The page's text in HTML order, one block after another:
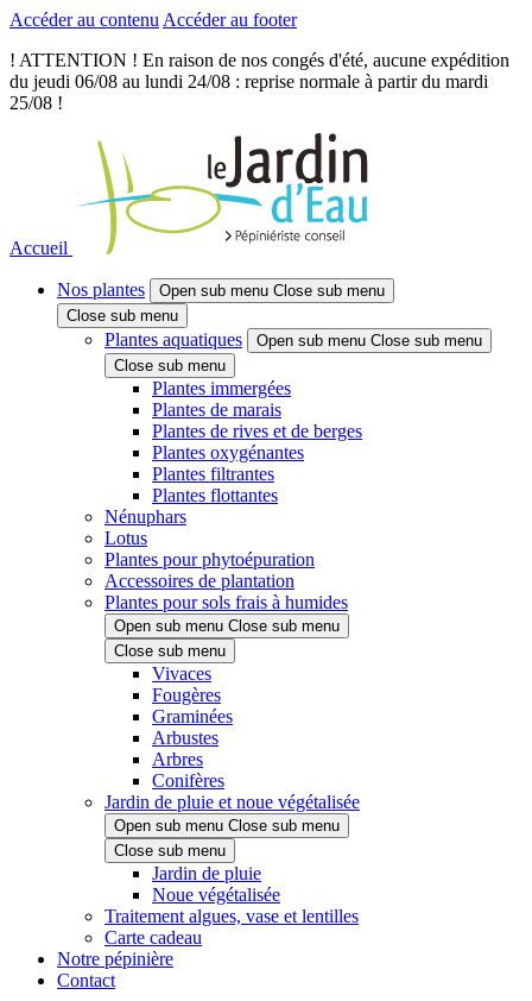
Accéder au contenu Accéder au footer
! ATTENTION ! En raison de nos congés d'été, aucune expédition
du jeudi 06/08 au lundi 24/08 : reprise normale à partir du mardi
25/08 !
Accueil
Nos plantes Open sub menu Close sub menu
Close sub menu
Plantes aquatiques Open sub menu Close sub menu
Close sub menu
Plantes immergées
Plantes de marais
Plantes de rives et de berges
Plantes oxygénantes
Plantes filtrantes
Plantes flottantes
Nénuphars
Lotus
Plantes pour phytoépuration
Accessoires de plantation
Plantes pour sols frais à humides
Open sub menu Close sub menu
Close sub menu
Vivaces
Fougères
Graminées
Arbustes
Arbres
Conifères
Jardin de pluie et noue végétalisée
Open sub menu Close sub menu
Close sub menu
Jardin de pluie
Noue végétalisée
Traitement algues, vase et lentilles
Carte cadeau
Notre pépinière
Contact